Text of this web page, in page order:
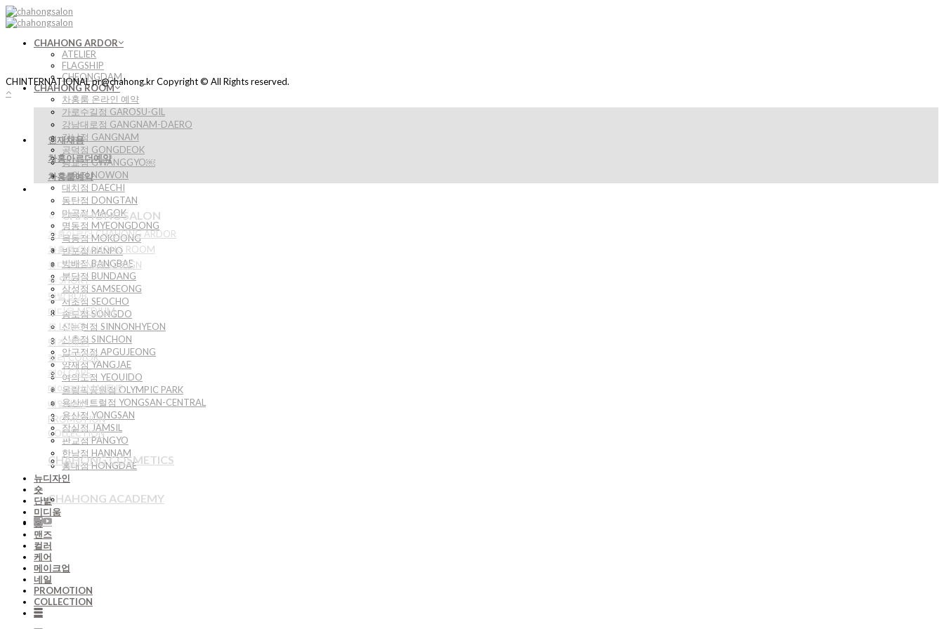
Skip
to
CHAHONG ARDOR
ATELIER
FLAGSHIP
CHEONGDAM
CHAHONG ROOM
차홍룸 온라인 예약
가로수길점 GAROSU-GIL
강남대로점 GANGNAM-DAERO
강남점 GANGNAM
공덕점 GONGDEOK
광교점 GWANGGYO￼
노원점 NOWON
대치점 DAECHI
동탄점 DONGTAN
마곡점 MAGOK
명동점 MYEONGDONG
목동점 MOKDONG
반포점 BANPO
방배점 BANGBAE
분당점 BUNDANG
삼성점 SAMSEONG
서초점 SEOCHO
송도점 SONGDO
신논현점 SINNONHYEON
신촌점 SINCHON
압구정점 APGUJEONG
양재점 YANGJAE
여의도점 YEOUIDO
올림픽공원점 OLYMPIC PARK
용산센트럴점 YONGSAN-CENTRAL
용산점 YONGSAN
잠실점 JAMSIL
판교점 PANGYO
한남점 HANNAM
홍대점 HONGDAE
뉴디자인
숏
단발
미디움
롱
맨즈
컬러
케어
메이크업
네일
PROMOTION
COLLECTION
CHINTERNATIONAL pr@chahong.kr Copyright © All Rights reserved.
인재채용
차홍아르더예약
차홍룸예약
CHAHONG SALON
차홍아르더 CHAHONG ARDOR
차홍룸 CHAHONG ROOM
뉴디자인 NEW DESIGN
숏 SHORT
단발 BOB
미디움 MEDIUM
롱 LONG
맨즈 MAN
컬러 COLOR
케어 CARE
메이크업 MAKEUP
네일NAIL
PROMOTION
COLLECTION
CHAHONG COSMETICS
CHAHONG ACADEMY